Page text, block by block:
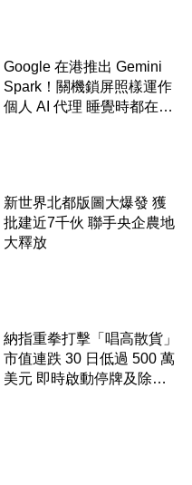
Google 在港推出 Gemini
Spark！關機鎖屏照樣運作
個人 AI 代理 睡覺時都在幫
新世界北都版圖大爆發 獲
批建近7千伙 聯手央企農地
大釋放
納指重拳打擊「唱高散貨」
市值連跌 30 日低過 500 萬
美元 即時啟動停牌及除牌